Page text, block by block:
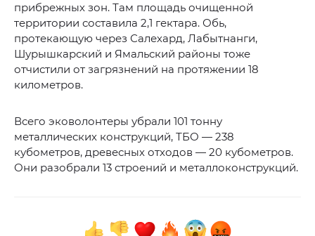
прибрежных зон. Там площадь очищенной
территории составила 2,1 гектара. Обь,
протекающую через Салехард, Лабытнанги,
Шурышкарский и Ямальский районы тоже
отчистили от загрязнений на протяжении 18
километров.
Всего эковолонтеры убрали 101 тонну
металлических конструкций, ТБО — 238
кубометров, древесных отходов — 20 кубометров.
Они разобрали 13 строений и металлоконструкций.